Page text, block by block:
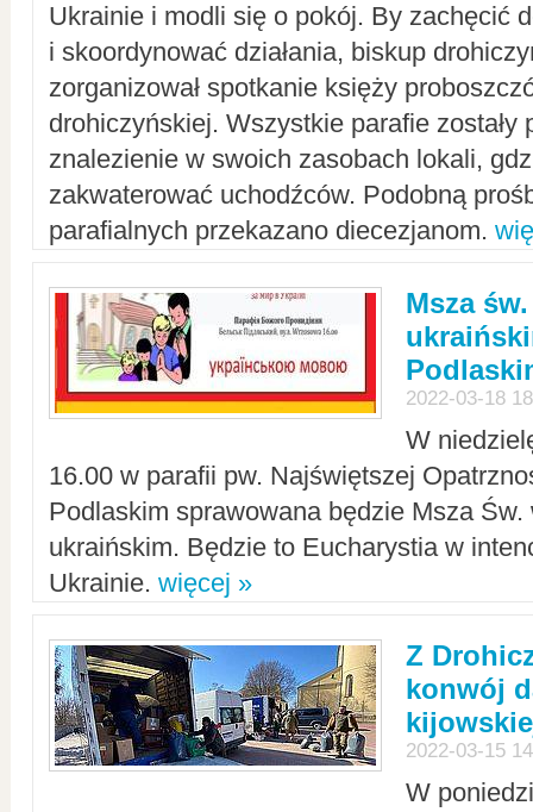
Ukrainie i modli się o pokój. By zachęcić
i skoordynować działania, biskup
zorganizował spotkanie księży
drohiczyńskiej. Wszystkie parafie zostały
znalezienie w swoich zasobach lokali,
zakwaterować uchodźców. Podobną
parafialnych przekazano diecezjanom.
Msza
2022-03-18
W
16.00 w parafii pw. Najświętszej
Podlaskim sprawowana będzie Msza Św.
ukraińskim. Będzie to Eucharystia w
Ukrainie. więcej »
Z
konwój
2022-03-15
W